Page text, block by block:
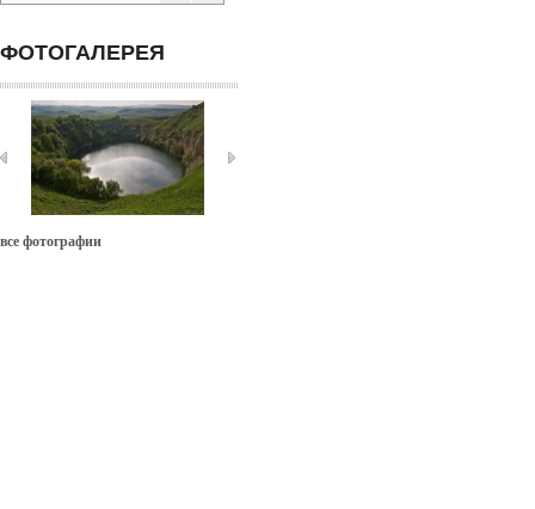
ФОТОГАЛЕРЕЯ
все фотографии